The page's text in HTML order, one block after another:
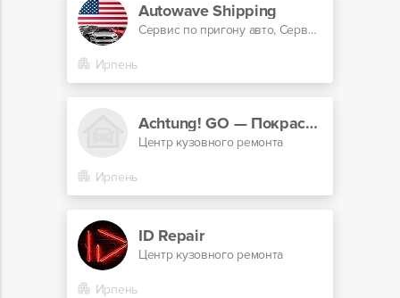
Autowave Shipping
Сервис по пригону авто, Сервис по автоподбору
Ирпень
Achtung! GO — Покраска автомобилей, рихтовка, полировка Ирпень, Киев, Буча, Стоянка, Ворзель
Центр кузовного ремонта
Ирпень
ID Repair
Центр кузовного ремонта
Ирпень